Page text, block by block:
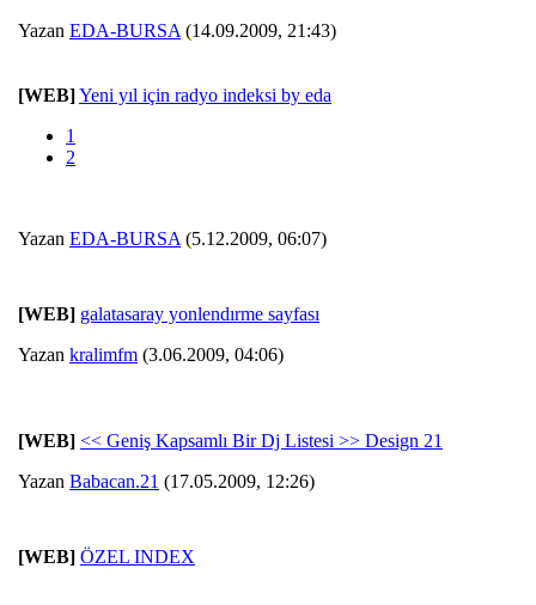
Yazan EDA-BURSA (14.09.2009, 21:43)
[WEB]Yeni yıl için radyo indeksi by eda
1
2
Yazan EDA-BURSA (5.12.2009, 06:07)
[WEB] galatasaray yonlendırme sayfası
Yazan kralimfm (3.06.2009, 04:06)
[WEB] << Geniş Kapsamlı Bir Dj Listesi >> Design 21
Yazan Babacan.21 (17.05.2009, 12:26)
[WEB] ÖZEL INDEX